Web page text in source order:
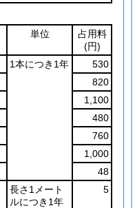
単位
占用料
(円)
1本につき1年
530
820
1,100
480
760
1,000
48
長さ1メート
ルにつき1年
5